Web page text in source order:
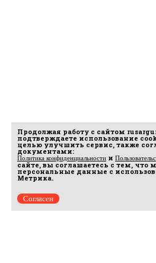
Продолжая работу с сайтом
подтверждаете использование
целью улучшить сервис, также
документами:
Политика конфиденциальности и
сайте, вы соглашаетесь с тем, что
персональные данные с
Метрика.
Согласен